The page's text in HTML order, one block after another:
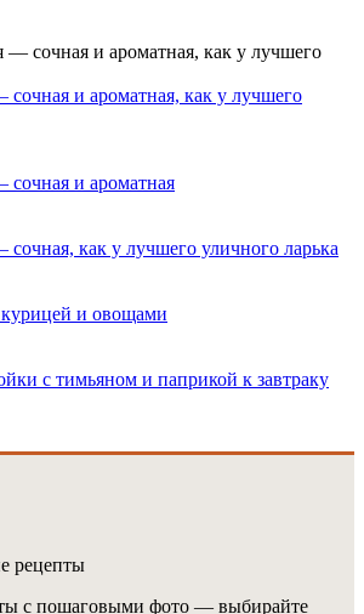
и ароматная, как у лучшего
и ароматная
как у лучшего уличного ларька
и овощами
с тимьяном и паприкой к завтраку
рецепты
с пошаговыми фото — выбирайте